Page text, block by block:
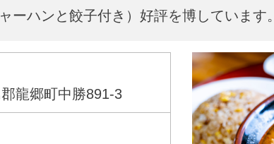
ーハンと餃子付き）好評を博しています。
龍郷町中勝891-3